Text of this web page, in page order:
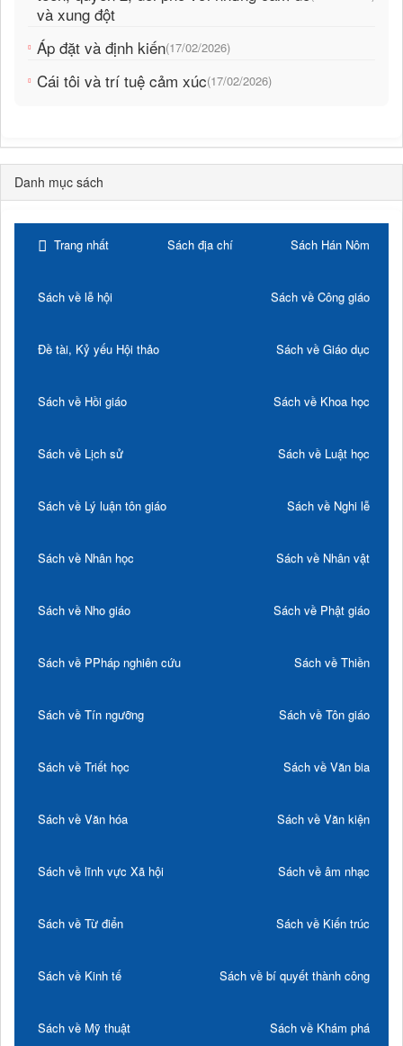
và xung đột
Áp đặt và định kiến(17/02/2026)
Cái tôi và trí tuệ cảm xúc(17/02/2026)
Danh mục sách
Trang nhất Sách địa chí Sách Hán Nôm
Sách về lễ hội Sách về Công giáo
Đề tài, Kỷ yếu Hội thảo Sách về Giáo dục
Sách về Hồi giáo Sách về Khoa học
Sách về Lịch sử Sách về Luật học
Sách về Lý luận tôn giáo Sách về Nghi lễ
Sách về Nhân học Sách về Nhân vật
Sách về Nho giáo Sách về Phật giáo
Sách về PPháp nghiên cứu Sách về Thiền
Sách về Tín ngưỡng Sách về Tôn giáo
Sách về Triết học Sách về Văn bia
Sách về Văn hóa Sách về Văn kiện
Sách về lĩnh vực Xã hội Sách về âm nhạc
Sách về Từ điển Sách về Kiến trúc
Sách về Kinh tế Sách về bí quyết thành công
Sách về Mỹ thuật Sách về Khám phá